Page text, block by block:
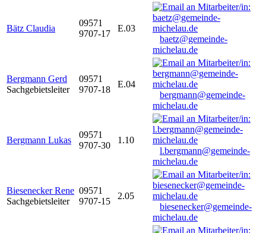
Bätz Claudia
09571
9707-17
E.03
baetz@gemeinde-
michelau.de
Bergmann Gerd
Sachgebietsleiter
09571
9707-18
E.04
bergmann@gemeinde-
michelau.de
Bergmann Lukas
09571
9707-30
1.10
l.bergmann@gemeinde-
michelau.de
Biesenecker Rene
Sachgebietsleiter
09571
9707-15
2.05
biesenecker@gemeinde-
michelau.de